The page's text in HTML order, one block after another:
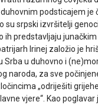
podsticajem je
su srpski izvršitelji
ih predstavljaju
Irinej založio je
Srba u duhovno i
naroda, za sve
„odriješiti
vjere“. Kao